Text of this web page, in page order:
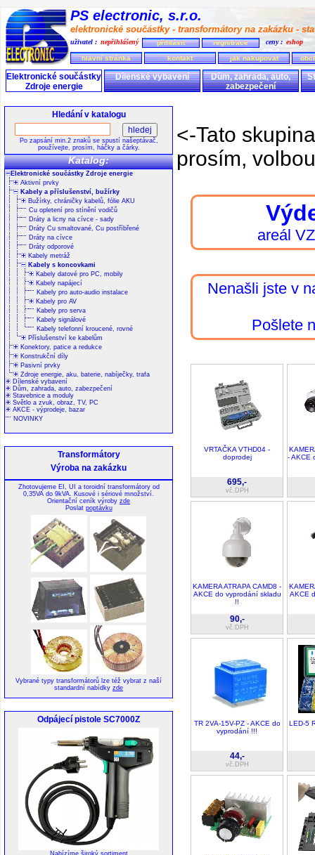
PS electronic, s.r.o.
elektronické součástky - transformátory na zakázku -
uživatel : nepřihlášený přihlásit registrace ceny : eshop
hlavní stránka kontakt jak nakupovat
Elektronické součástky
Zdroje energie
Dílenské vybavení
Dům, zahrada, auto,
zabezpečení
Hledání v katalogu
Po zapsání min.2 znaků se spustí našeptávač,
používejte, prosím, háčky a čárky.
Katalog:
Elektronické součástky Zdroje energie
Aktivní prvky
Kabely a příslušenství, bužírky
Bužírky, chráničky kabelů, fólie AKU
Cu opletení pro stínění vodičů
Dráty a licny na cívce - sady
Dráty Cu smaltované, Cu postříbřené
Dráty na cívce
Dráty odporové
Kabely metráž
Kabely s koncovkami
Kabely datové pro PC, mobily
Kabely napájecí
Kabely pro auto-audio instalace
Kabely pro AV
Kabely pro serva
Kabely signálové
Kabely telefonní kroucené, rovné
Příslušenství ke kabelům
Konektory, patice a redukce
Konstrukční díly
Pasivní prvky
Zdroje energie, aku, baterie, nabíječky, trafa
Dílenské vybavení
Dům, zahrada, auto, zabezpečení
Stavebnice a moduly
Světlo a zvuk, obraz, TV, PC
AKCE - výprodeje, bazar
NOVINKY
Transformátory
Výroba na zakázku
Zhotovujeme EI, UI a toroidní transformátory od
0,35VA do 9kVA. Kusové i sériové množství.
Orientační ceník výroby zde
Poslat poptávku
Vybrané typy transformátorů lze též vybrat z naší
standardní nabídky zde
Odpájecí pistole SC7000Z
<-Tato
prosím,
areál
Nenašli jste v
Pošlete
VRTAČKA VTHD04 -
doprodej
695,-
vč.DPH
- AKCE
KAMERA ATRAPA CAMD8 -
AKCE do vyprodání skladu
!!
90,-
vč.DPH
AKCE
TR 2VA-15V-PZ - AKCE do
vyprodání !!!
44,-
vč.DPH
LED-5